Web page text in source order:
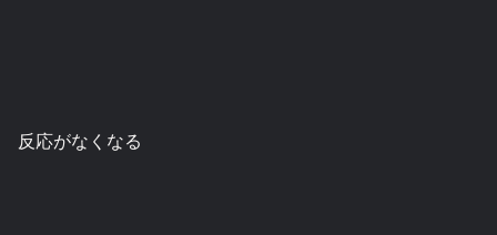
反応がなくなる